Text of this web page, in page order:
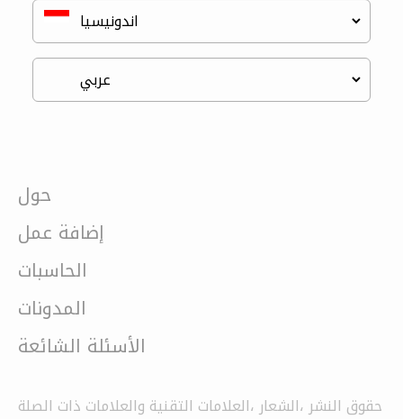
حول
إضافة عمل
الحاسبات
المدونات
الأسئلة الشائعة
حقوق النشر ،الشعار ،العلامات التقنية والعلامات ذات الصلة